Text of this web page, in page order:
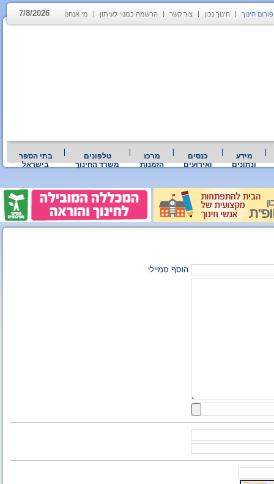
פורום חינוך חינוך נכון צור קשר הרשמה כמנוי לעיתון מי אנחנו 7/8/2026
מידע
ונתונים
כנסים
ואירועים
מרכז
הזמנות
טלפונים
משרד החינוך
בתי הספר
בישראל
הוסף סמיילי